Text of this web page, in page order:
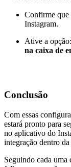
Confirme que
Instagram.
Ative a opção:
na caixa de
Conclusão
Com essas
estará pronto para
no aplicativo do
integração dentro
Seguindo cada uma